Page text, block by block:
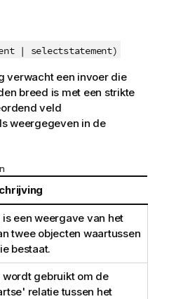
| selectstatement)
verwacht een invoer die
breed is met een strikte
veld
weergegeven in de
is een weergave van het
twee objecten waartussen
bestaat.
wordt gebruikt om de
relatie tussen het